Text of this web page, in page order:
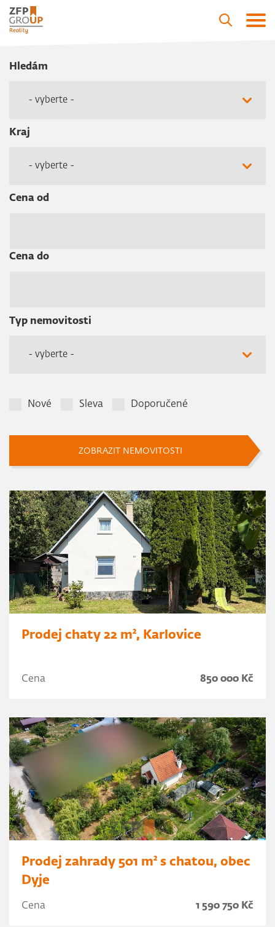
Hledám
- vyberte -
Kraj
- vyberte -
Cena od
Cena do
Typ nemovitosti
- vyberte -
Nové Sleva Doporučené
ZOBRAZIT NEMOVITOSTI
Prodej chaty 22 m², Karlovice
Cena 850 000 Kč
Prodej zahrady 501 m² s chatou, obec
Dyje
Cena 1 590 750 Kč